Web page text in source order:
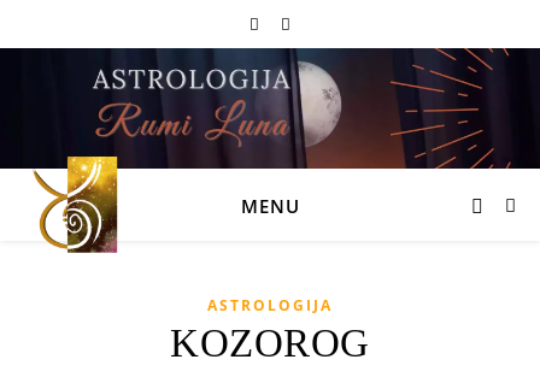
MENU
ASTROLOGIJA
KOZOROG